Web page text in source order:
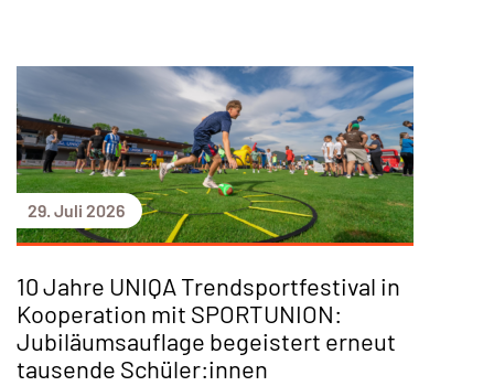
29. Juli 2026
10 Jahre UNIQA Trendsportfestival in
Kooperation mit SPORTUNION:
Jubiläumsauflage begeistert erneut
tausende Schüler:innen